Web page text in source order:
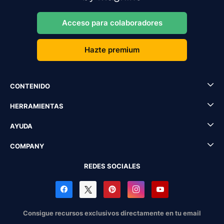
Acceso para colaboradores
Hazte premium
CONTENIDO
HERRAMIENTAS
AYUDA
COMPANY
REDES SOCIALES
Consigue recursos exclusivos directamente en tu email